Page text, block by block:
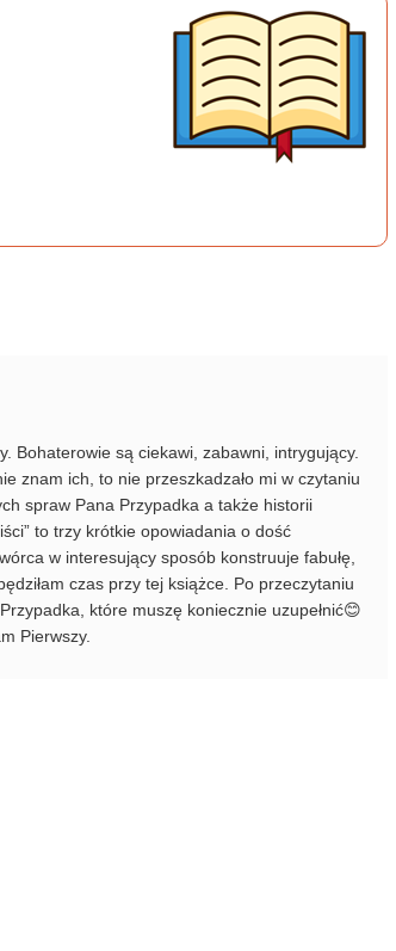
Bohaterowie są ciekawi, zabawni, intrygujący.
znam ich, to nie przeszkadzało mi w czytaniu
spraw Pana Przypadka a także historii
to trzy krótkie opowiadania o dość
w interesujący sposób konstruuje fabułę,
czas przy tej książce. Po przeczytaniu
które muszę koniecznie uzupełnić😊
Pierwszy.